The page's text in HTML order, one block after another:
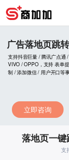
广告落地页跳
支持抖音巨量 / 腾讯广点通
VIVO / OPPO，支持 表单
制 / 添加微信 / 用户开口等
立即咨询
落地页一
支